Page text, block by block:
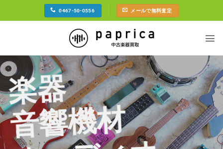
0467-50-0556 メールで無料査定
楽器
音響機材